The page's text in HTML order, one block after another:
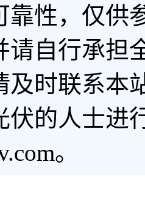
靠性，仅供
请自行承担
及时联系本
伏的人士进
。